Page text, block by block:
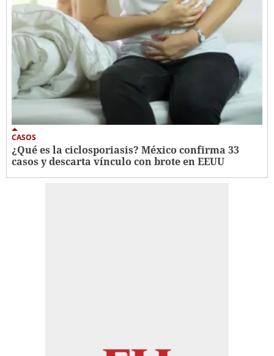
CASOS
¿Qué es la ciclosporiasis? México confirma 33
casos y descarta vínculo con brote en EEUU